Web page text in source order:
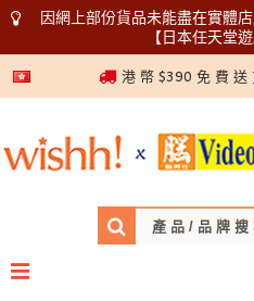
因網上部份貨品未能盡在實體
【日本任天堂
港 幣 $390 免 費 送